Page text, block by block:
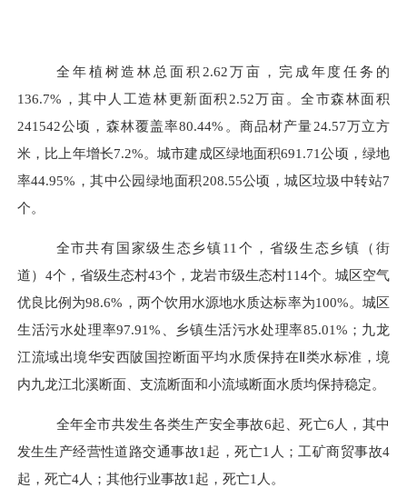
全年植树造林总面积 2.62万亩，完成年度任务的
136.7% ，其中人工造林更新面积 2.52万亩。全市森林面积
241542公顷，森林覆盖率80.44% 。商品材产量24.57万立方
米，比上年增长7.2%。城市建成区绿地面积691.71公顷，绿地
率44.95% ，其中公园绿地面积208.55公顷，城区垃圾中转站7
个。
全市共有国家级生态乡镇11 个，省级生态乡镇（街
道） 4个，省级生态村43个，龙岩市级生态村114个。城区空气
优良比例为98.6% ，两个饮用水源地水质达标率为100%。城区
生活污水处理率97.91% 、乡镇生活污水处理率85.01% ；九龙
江流域出境华安西陂国控断面平均水质保持在Ⅱ类水标准，境
内九龙江北溪断面、支流断面和小流域断面水质均保持稳定。
全年全市共发生各类生产安全事故6起、死亡6 人，其中
发生生产经营性道路交通事故1 起，死亡1 人；工矿商贸事故4
起，死亡4人；其他行业事故1 起，死亡1 人。